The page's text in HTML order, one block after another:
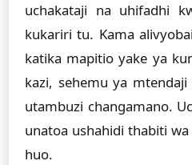
uchakataji na uhifadhi
kukariri tu. Kama
katika mapitio yake ya
kazi, sehemu ya
utambuzi changamano.
unatoa ushahidi thabiti
huo.